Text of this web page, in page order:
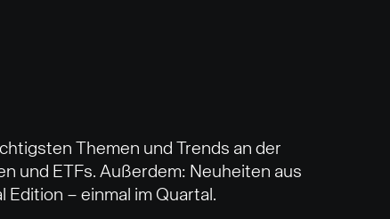
Themen und Trends an der
und ETFs. Außerdem: Neuheiten aus
Edition – einmal im Quartal.